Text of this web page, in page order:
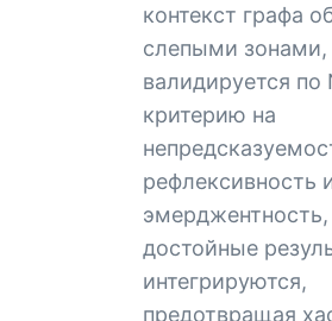
контекст графа
слепыми зонами,
валидируется по
критерию на
рефлексивность
эмерджентность,
достойные
интегрируются,
предотвращая